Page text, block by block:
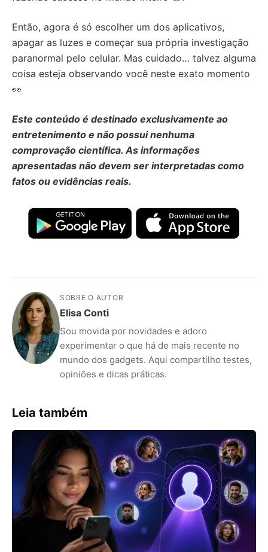
Então, agora é só escolher um dos aplicativos,
apagar as luzes e começar sua própria investigação
paranormal pelo celular. Mas cuidado… talvez alguma
coisa esteja observando você neste exato momento
👀
Este conteúdo é destinado exclusivamente ao
entretenimento e não possui nenhuma
comprovação científica. As informações
apresentadas não devem ser interpretadas como
fatos ou evidências reais.
SOBRE O AUTOR
Elisa Conti
Sou movida por novidades e adoro
experimentar o que há de mais recente no
mundo dos gadgets. Aqui compartilho testes,
opiniões e dicas práticas.
Leia também